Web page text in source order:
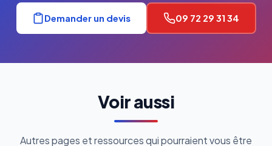
Demander un devis 09 72 29 31 34
Voir aussi
Autres pages et ressources qui pourraient vous être